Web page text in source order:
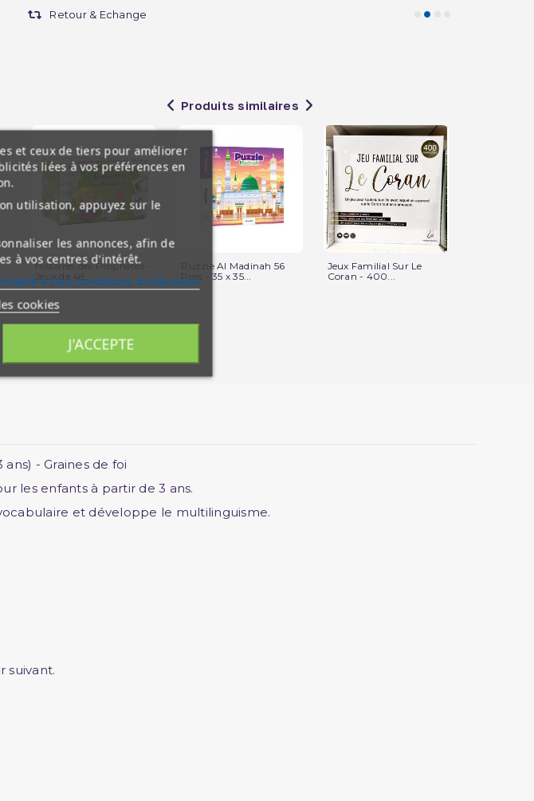
Retour & Echange
Produits similaires
Histoires des Prophètes -
Jeux de 48...
Puzzle Al Madinah 56
Pces - 35 x 35...
Jeux Familial Sur Le
Coran - 400...
- Graines de foi
les enfants à partir de 3 ans.
et développe le multilinguisme.
suivant.
et ceux de tiers pour améliorer
liées à vos préférences en
utilisation, appuyez sur le
les annonces, afin de
à vos centres d'intérêt.
et les conditions d'utilisation
cookies
J'ACCEPTE